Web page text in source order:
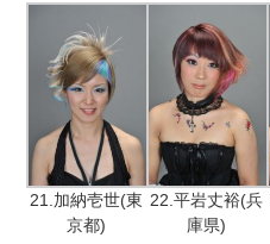
21.加納壱世(東
京都)
22.平岩丈裕(兵
庫県)